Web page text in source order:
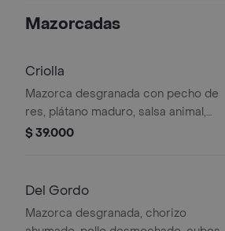
tártara. el que tiene flow de esquina y
clase!
Mazorcadas
Criolla
Mazorca desgranada con pecho de
res, plátano maduro, salsa animal,
queso costeño y huevo frito.
$ 39.000
Del Gordo
Mazorca desgranada, chorizo